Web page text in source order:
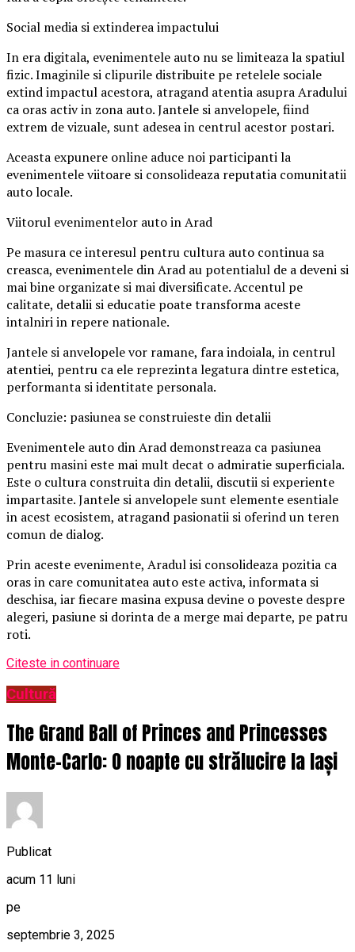
Social media si extinderea impactului
In era digitala, evenimentele auto nu se limiteaza la spatiul
fizic. Imaginile si clipurile distribuite pe retelele sociale
extind impactul acestora, atragand atentia asupra Aradului
ca oras activ in zona auto. Jantele si anvelopele, fiind
extrem de vizuale, sunt adesea in centrul acestor postari.
Aceasta expunere online aduce noi participanti la
evenimentele viitoare si consolideaza reputatia comunitatii
auto locale.
Viitorul evenimentelor auto in Arad
Pe masura ce interesul pentru cultura auto continua sa
creasca, evenimentele din Arad au potentialul de a deveni si
mai bine organizate si mai diversificate. Accentul pe
calitate, detalii si educatie poate transforma aceste
intalniri in repere nationale.
Jantele si anvelopele vor ramane, fara indoiala, in centrul
atentiei, pentru ca ele reprezinta legatura dintre estetica,
performanta si identitate personala.
Concluzie: pasiunea se construieste din detalii
Evenimentele auto din Arad demonstreaza ca pasiunea
pentru masini este mai mult decat o admiratie superficiala.
Este o cultura construita din detalii, discutii si experiente
impartasite. Jantele si anvelopele sunt elemente esentiale
in acest ecosistem, atragand pasionatii si oferind un teren
comun de dialog.
Prin aceste evenimente, Aradul isi consolideaza pozitia ca
oras in care comunitatea auto este activa, informata si
deschisa, iar fiecare masina expusa devine o poveste despre
alegeri, pasiune si dorinta de a merge mai departe, pe patru
roti.
Citeste in continuare
Cultură
The Grand Ball of Princes and Princesses
Monte-Carlo: O noapte cu strălucire la Iași
Publicat
acum 11 luni
pe
septembrie 3, 2025